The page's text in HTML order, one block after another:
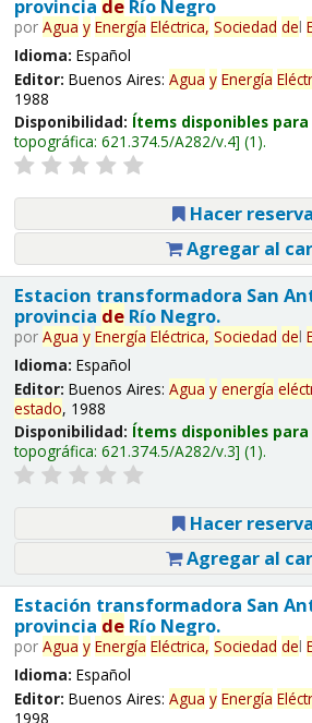
provincia deRío Negro
por Agua y Energía Eléctrica, Sociedad del
Idioma: Español
Editor: Buenos Aires: Agua y Energía
1988
Disponibilidad: Ítems disponibles
topográfica: 621.374.5/A282/v.4 (1).
Hacer reserva
Agregar al
Estacion transformadora San
provincia deRío Negro.
por Agua y Energía Eléctrica, Sociedad del
Idioma: Español
Editor: Buenos Aires: Agua y energía
estado, 1988
Disponibilidad: Ítems disponibles
topográfica: 621.374.5/A282/v.3 (1).
Hacer reserva
Agregar al
Estación transformadora San
provincia deRío Negro.
por Agua y Energía Eléctrica, Sociedad del
Idioma: Español
Editor: Buenos Aires: Agua y Energía
1998